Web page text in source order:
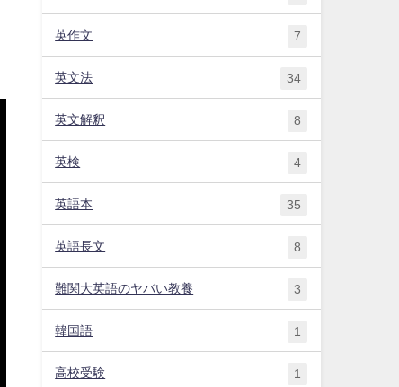
英作文 7
英文法 34
英文解釈 8
英検 4
英語本 35
英語長文 8
難関大英語のヤバい教養 3
韓国語 1
高校受験 1